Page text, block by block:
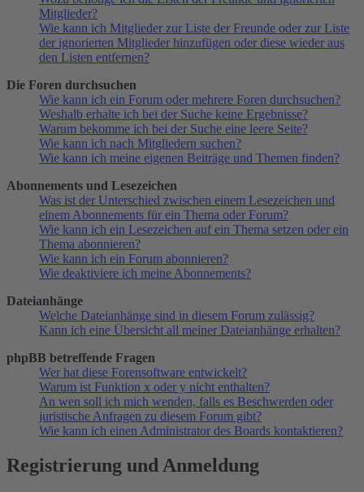
Mitglieder?
Wie kann ich Mitglieder zur Liste der Freunde oder zur Liste
der ignorierten Mitglieder hinzufügen oder diese wieder aus
den Listen entfernen?
Die Foren durchsuchen
Wie kann ich ein Forum oder mehrere Foren durchsuchen?
Weshalb erhalte ich bei der Suche keine Ergebnisse?
Warum bekomme ich bei der Suche eine leere Seite?
Wie kann ich nach Mitgliedern suchen?
Wie kann ich meine eigenen Beiträge und Themen finden?
Abonnements und Lesezeichen
Was ist der Unterschied zwischen einem Lesezeichen und
einem Abonnements für ein Thema oder Forum?
Wie kann ich ein Lesezeichen auf ein Thema setzen oder ein
Thema abonnieren?
Wie kann ich ein Forum abonnieren?
Wie deaktiviere ich meine Abonnements?
Dateianhänge
Welche Dateianhänge sind in diesem Forum zulässig?
Kann ich eine Übersicht all meiner Dateianhänge erhalten?
phpBB betreffende Fragen
Wer hat diese Forensoftware entwickelt?
Warum ist Funktion x oder y nicht enthalten?
An wen soll ich mich wenden, falls es Beschwerden oder
juristische Anfragen zu diesem Forum gibt?
Wie kann ich einen Administrator des Boards kontaktieren?
Registrierung und Anmeldung